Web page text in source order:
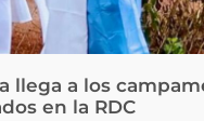
llega a los
en la RDC